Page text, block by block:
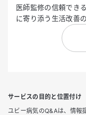
医師監修の信頼でき
に寄り添う生活改善
サービスの目的と位置付け
ユビー病気のQ&Aは、情報